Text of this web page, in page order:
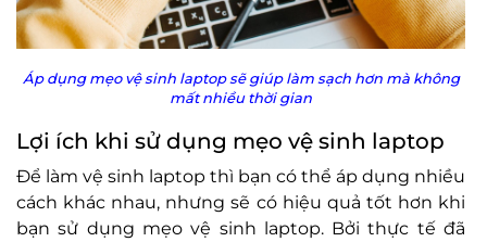
Áp dụng mẹo vệ sinh laptop sẽ giúp làm sạch hơn mà không
mất nhiều thời gian
Lợi ích khi sử dụng mẹo vệ sinh laptop
Để làm vệ sinh laptop thì bạn có thể áp dụng nhiều
cách khác nhau, nhưng sẽ có hiệu quả tốt hơn khi
bạn sử dụng mẹo vệ sinh laptop. Bởi thực tế đã